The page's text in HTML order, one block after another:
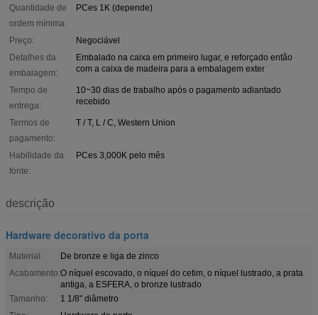
Quantidade de
ordem mínima:
PCes 1K (depende)
Preço:
Negociável
Detalhes da
embalagem:
Embalado na caixa em primeiro lugar, e reforçado então
com a caixa de madeira para a embalagem exter
Tempo de
entrega:
10~30 dias de trabalho após o pagamento adiantado
recebido
Termos de
pagamento:
T / T, L / C, Western Union
Habilidade da
fonte:
PCes 3,000K pelo mês
descrição
Hardware decorativo da porta
Material:
De bronze e liga de zinco
Acabamento:O níquel escovado, o níquel do cetim, o níquel lustrado, a prata
antiga, a ESFERA, o bronze lustrado
Tamanho:
1 1/8" diâmetro